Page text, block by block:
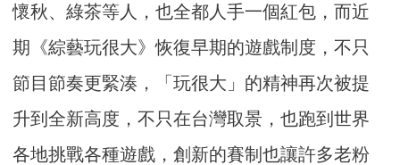
懷秋、綠茶等人，也全都人手一個紅包，而近
期《綜藝玩很大》恢復早期的遊戲制度，不只
節目節奏更緊湊，「玩很大」的精神再次被提
升到全新高度，不只在台灣取景，也跑到世界
各地挑戰各種遊戲，創新的賽制也讓許多老粉